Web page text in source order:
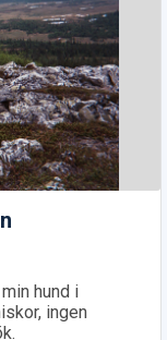
hund i
ingen